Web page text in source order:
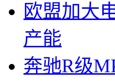
欧盟加大
产能
奔驰R级